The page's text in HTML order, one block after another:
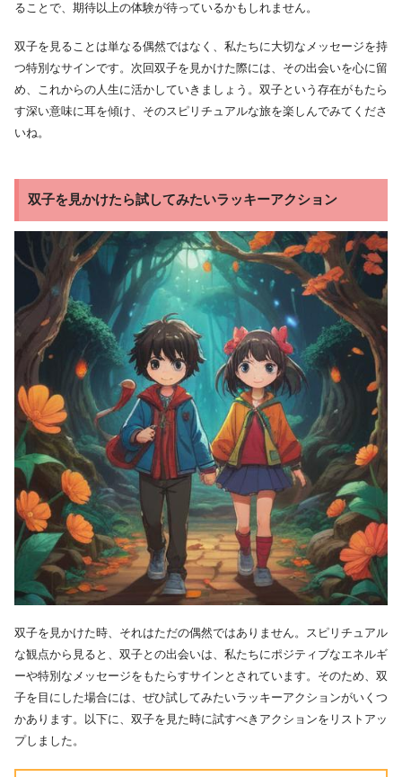
ることで、期待以上の体験が待っているかもしれません。
双子を見ることは単なる偶然ではなく、私たちに大切なメッセージを持
つ特別なサインです。次回双子を見かけた際には、その出会いを心に留
め、これからの人生に活かしていきましょう。双子という存在がもたら
す深い意味に耳を傾け、そのスピリチュアルな旅を楽しんでみてくださ
いね。
双子を見かけたら試してみたいラッキーアクション
双子を見かけた時、それはただの偶然ではありません。スピリチュアル
な観点から見ると、双子との出会いは、私たちにポジティブなエネルギ
ーや特別なメッセージをもたらすサインとされています。そのため、双
子を目にした場合には、ぜひ試してみたいラッキーアクションがいくつ
かあります。以下に、双子を見た時に試すべきアクションをリストアッ
プしました。